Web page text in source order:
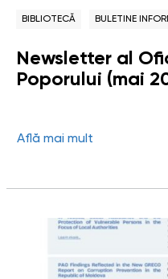
BIBLIOTECĂ BULETINE
Newsletter al
Poporului (mai
Află mai mult